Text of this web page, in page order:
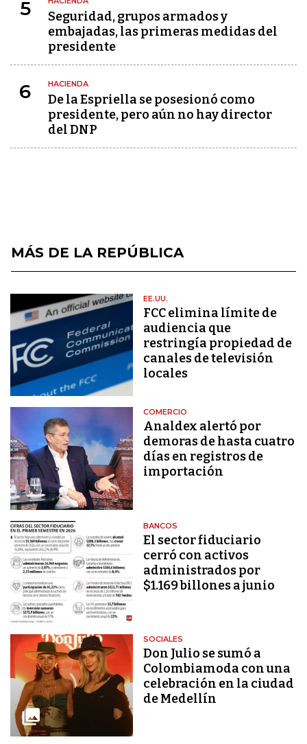
5
Seguridad, grupos armados y
embajadas, las primeras medidas del
presidente
6 HACIENDA
De la Espriella se posesionó como
presidente, pero aún no hay director
del DNP
MÁS DE LA REPÚBLICA
EE.UU.
FCC elimina límite de
audiencia que
restringía propiedad de
canales de televisión
locales
COMERCIO
Analdex alertó por
demoras de hasta cuatro
días en registros de
importación
BANCOS
El sector fiduciario
cerró con activos
administrados por
$1.169 billones a junio
SOCIALES
Don Julio se sumó a
Colombiamoda con una
celebración en la ciudad
de Medellín